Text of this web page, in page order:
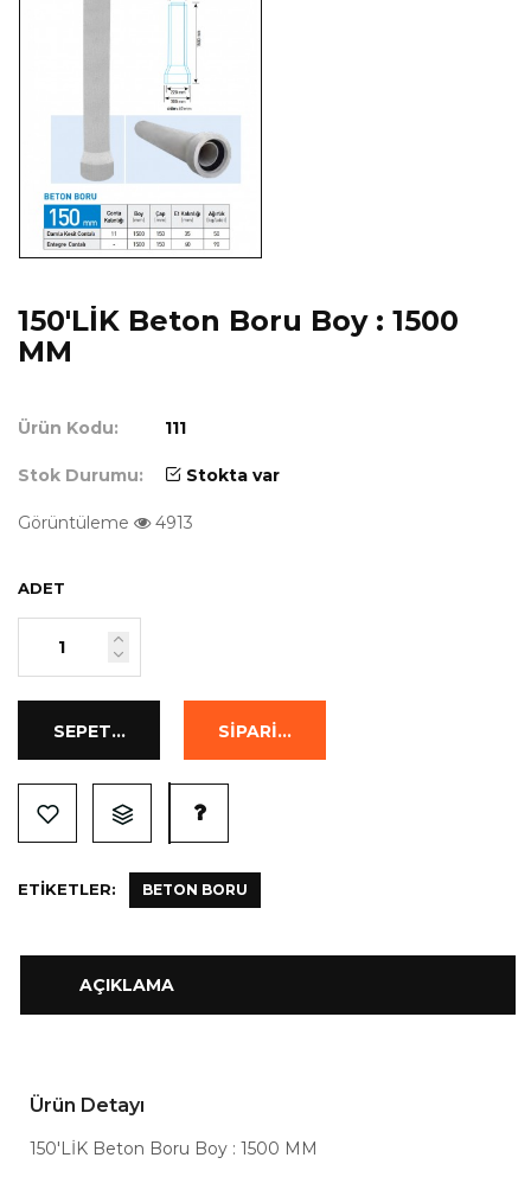
150'LİK Beton Boru Boy : 1500
MM
Ürün Kodu: 111
Stok Durumu: Stokta var
Görüntüleme 4913
ADET
ETIKETLER: BETON BORU
AÇIKLAMA
Ürün Detayı
150'LİK Beton Boru Boy : 1500 MM